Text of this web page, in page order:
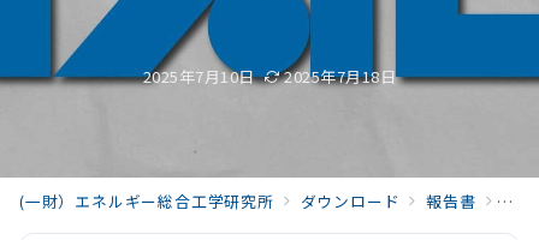
2025年7月10日 2025年7月18日
(一財）エネルギー総合工学研究所 ダウンロード 報告書 原